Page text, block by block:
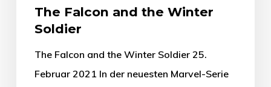
The Falcon and the Winter
Soldier
The Falcon and the Winter Soldier 25.
Februar 2021 In der neuesten Marvel-Serie